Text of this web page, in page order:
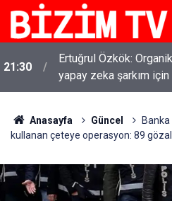
21:30
Ertuğrul Özkök:
yapay zeka şarkım
Anasayfa Güncel
kullanan çeteye operasyon: 89